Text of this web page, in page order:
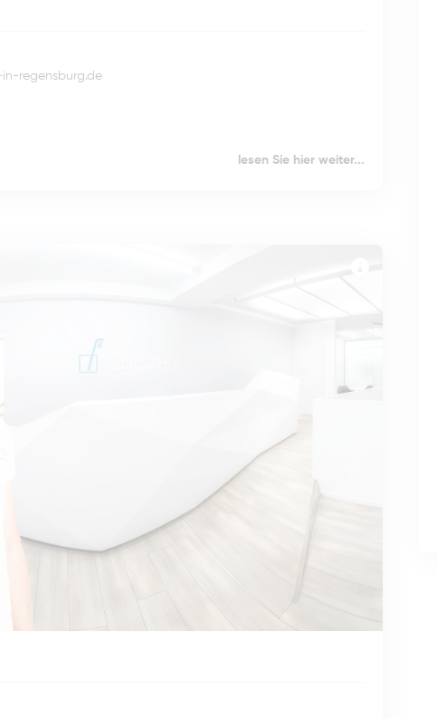
regensburg.de
lesen Sie hier weiter...